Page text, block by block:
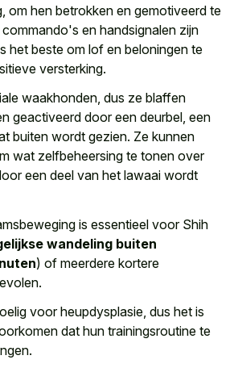
om hen betrokken en gemotiveerd te
en handsignalen zijn
het beste om lof en beloningen te
versterking.
waakhonden, dus ze blaffen
geactiveerd door een deurbel, een
buiten wordt gezien. Ze kunnen
wat zelfbeheersing te tonen over
een deel van het lawaai wordt
is essentieel voor Shih
wandeling buiten
) of meerdere kortere
voor heupdysplasie, dus het is
dat hun trainingsroutine te